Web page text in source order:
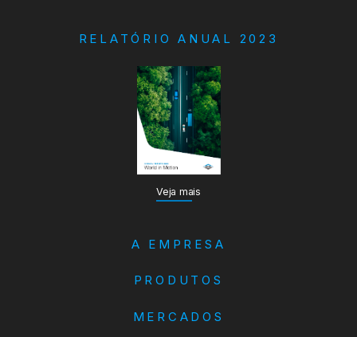
RELATÓRIO ANUAL 2023
Veja mais
A EMPRESA
PRODUTOS
MERCADOS